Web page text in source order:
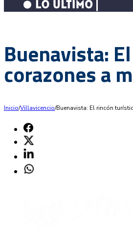
Buenavista:
corazones a
Inicio/Villavicencio/Buenavista: El rincón